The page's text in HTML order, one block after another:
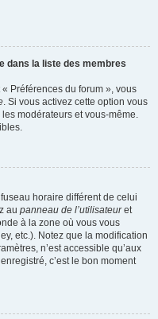
dans la liste des membres
Préférences du forum », vous
. Si vous activez cette option vous
modérateurs et vous-même.
horaire différent de celui
au panneau de l’utilisateuret
à la zone où vous vous
etc.). Notez que la modification
n’est accessible qu’aux
c’est le bon moment